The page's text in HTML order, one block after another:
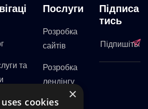
та
Послуги
Розробка
сайтів
Розробка
лендінгу
Cайт на
Підписа
Тись
×
cookies